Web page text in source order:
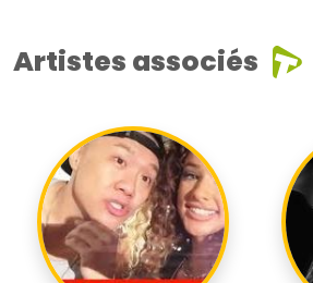
Artistes associés